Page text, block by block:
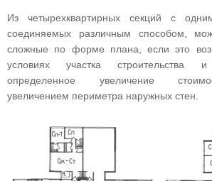
Из четырехквартирных секций с
соединяемых различным способом,
сложные по форме плана, если это
условиях участка строительства
определенное увеличение
увеличением периметра наружных стен.